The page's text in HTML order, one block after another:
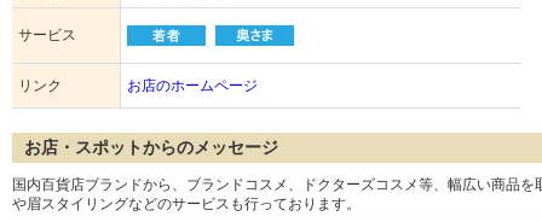
サービス
リンク お店のホームページ
お店・スポットからのメッセージ
国内百貨店ブランドから、ブランドコスメ、ドクターズコスメ等、幅広い商品
や眉スタイリングなどのサービスも行っております。